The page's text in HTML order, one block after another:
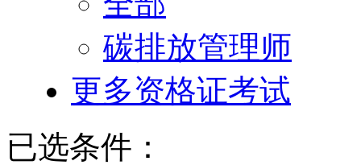
碳排放管理师
更多资格证考试
已选条件：